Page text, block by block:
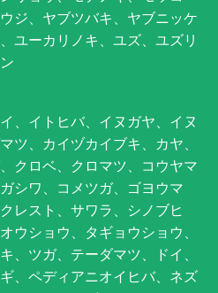
ジ、ヤブツバキ、ヤブニッケ
ユーカリノキ、ユズ、ユズリ
、イトヒバ、イヌガヤ、イヌ
ツ、カイヅカイブキ、カヤ、
クロベ、クロマツ、コウヤマ
シワ、コメツガ、ゴヨウマ
レスト、サワラ、シノブヒ
ウショウ、タギョウショウ、
、ツガ、テーダマツ、ドイ、
、ペディアニオイヒバ、ネズ